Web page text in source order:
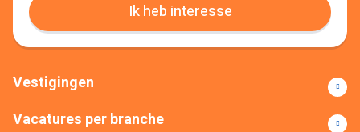
Ik heb interesse
Vestigingen
Vacatures per branche